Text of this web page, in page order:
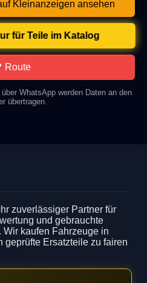
Kleinanzeigen ansehen
für Teile im Katalog
Route
WhatsApp werden Daten an den
übertragen.
zuverlässiger Partner für
und gebrauchte
kaufen Fahrzeuge in
geprüfte Ersatzteile zu fairen